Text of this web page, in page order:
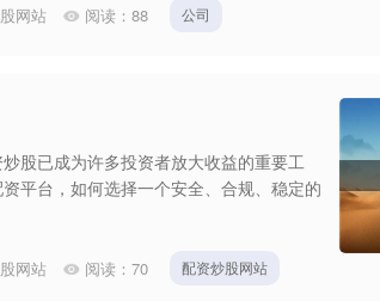
网站 阅读： 88 公司
股已成为许多投资者放大收益的重要工
平台，如何选择一个安全、合规、稳定的
网站 阅读： 70 配资炒股网站